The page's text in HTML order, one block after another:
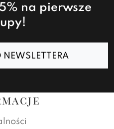
na pierwsze